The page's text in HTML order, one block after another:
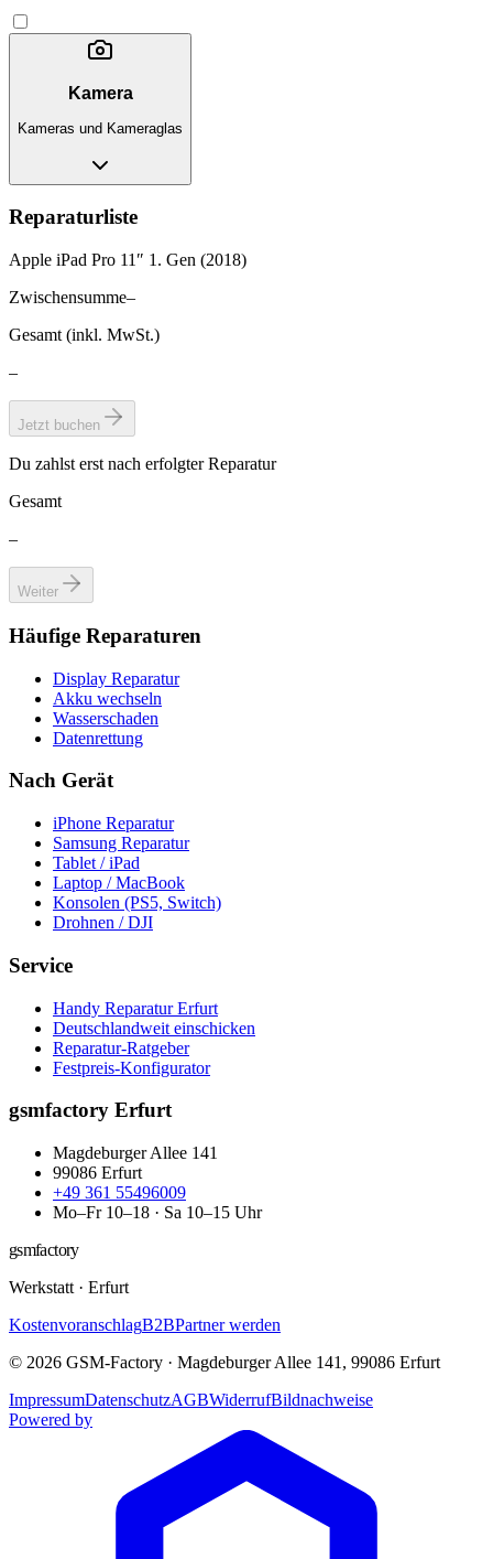
Kamera
Kameras und Kameraglas
Reparaturliste
Apple iPad Pro 11″ 1. Gen (2018)
Zwischensumme–
Gesamt (inkl. MwSt.)
–
Jetzt buchen
Du zahlst erst nach erfolgter Reparatur
Gesamt
–
Weiter
Häufige Reparaturen
Display Reparatur
Akku wechseln
Wasserschaden
Datenrettung
Nach Gerät
iPhone Reparatur
Samsung Reparatur
Tablet / iPad
Laptop / MacBook
Konsolen (PS5, Switch)
Drohnen / DJI
Service
Handy Reparatur Erfurt
Deutschlandweit einschicken
Reparatur-Ratgeber
Festpreis-Konfigurator
gsmfactory Erfurt
Magdeburger Allee 141
99086 Erfurt
+49 361 55496009
Mo–Fr 10–18 · Sa 10–15 Uhr
gsmfactory
Werkstatt · Erfurt
KostenvoranschlagB2BPartner werden
© 2026 GSM-Factory · Magdeburger Allee 141 , 99086 Erfurt
ImpressumDatenschutzAGBWiderrufBildnachweise
Powered by